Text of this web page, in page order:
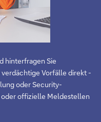
hinterfragen Sie
Vorfälle direkt -
oder Security-
offizielle Meldestellen